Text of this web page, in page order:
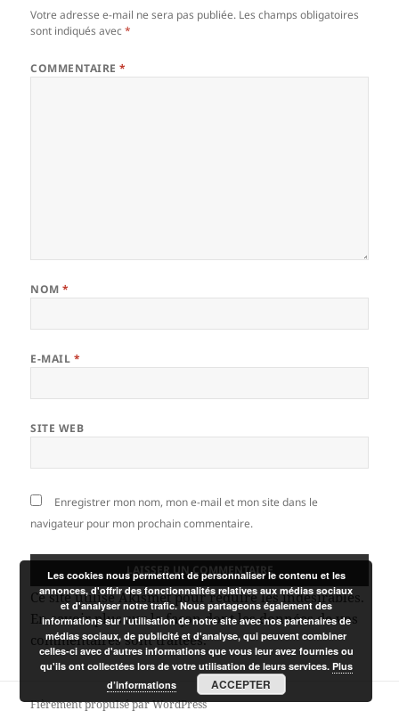
Votre adresse e-mail ne sera pas publiée. Les champs obligatoires
sont indiqués avec*
COMMENTAIRE*
NOM*
E-MAIL *
SITE WEB
Enregistrer mon nom, mon e-mail et mon site dans le
navigateur pour mon prochain commentaire.
Ce site utilise Akismet pour réduire les indésirables.
En savoir plus sur la façon dont les données de vos
commentaires sont traitées.
Fièrement propulsé par WordPress
Les cookies nous permettent de personnaliser le contenu et les
annonces, d'offrir des fonctionnalités relatives aux médias sociaux
et d'analyser notre trafic. Nous partageons également des
informations sur l'utilisation de notre site avec nos partenaires de
médias sociaux, de publicité et d'analyse, qui peuvent combiner
celles-ci avec d'autres informations que vous leur avez fournies ou
qu'ils ont collectées lors de votre utilisation de leurs services. Plus
d’informations
ACCEPTER